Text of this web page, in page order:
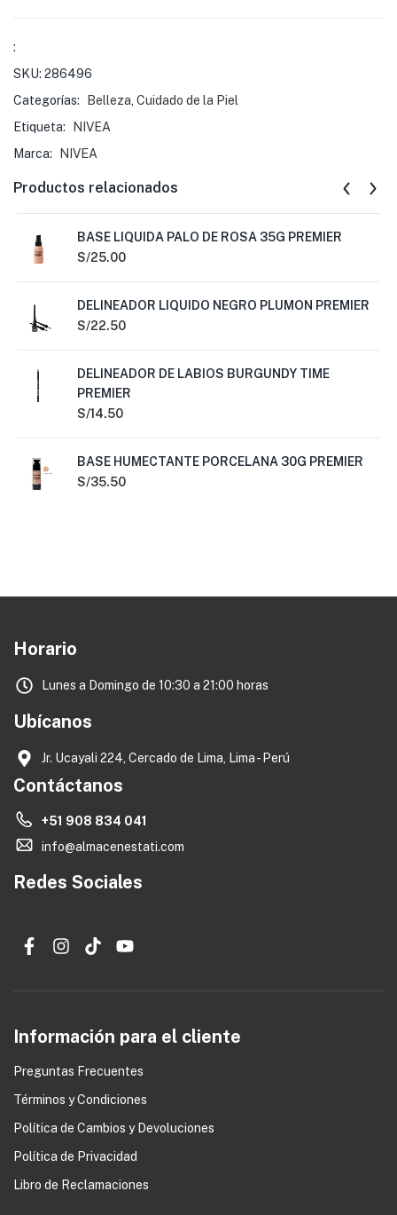
:
SKU: 286496
Categorías:
Belleza Cuidado de la Piel
Etiqueta:
NIVEA
Marca:
NIVEA
Productos relacionados
BASE LIQUIDA PALO DE ROSA 35G PREMIER
S/25.00
DELINEADOR LIQUIDO NEGRO PLUMON PREMIER
S/22.50
DELINEADOR DE LABIOS BURGUNDY TIME
PREMIER
S/14.50
BASE HUMECTANTE PORCELANA 30G PREMIER
S/35.50
Horario
Lunes a Domingo de 10:30 a 21:00 horas
Ubícanos
Jr. Ucayali 224, Cercado de Lima, Lima - Perú
Contáctanos
+51 908 834 041
info@almacenestati.com
Redes Sociales
Información para el cliente
Preguntas Frecuentes
Términos y Condiciones
Política de Cambios y Devoluciones
Política de Privacidad
Libro de Reclamaciones